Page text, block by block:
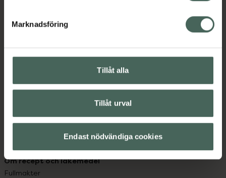
Marknadsföring
Tillåt alla
Tillåt urval
Endast nödvändiga cookies
Vanliga frågor
Handla tryggt
Sajtens tillgänglighet
Om recept och läkemedel
Fullmakter